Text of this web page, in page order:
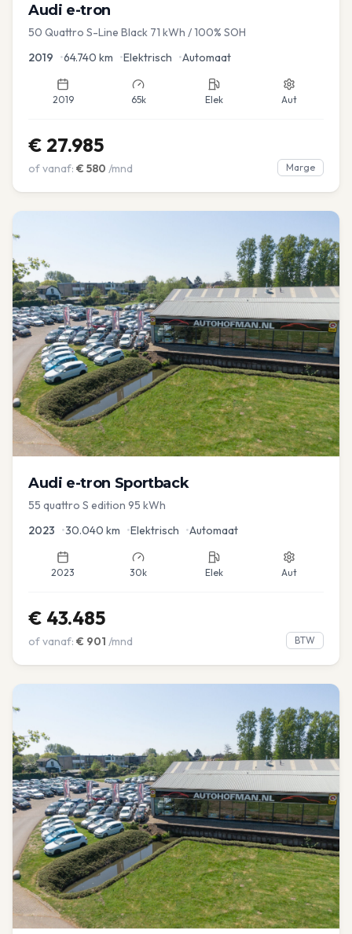
Audi e-tron
50 Quattro S-Line Black 71 kWh / 100% SOH
2019 •64.740 km •Elektrisch •Automaat
2019 65k Elek Aut
€ 27.985
of vanaf: € 580 /mnd Marge
Audi e-tron Sportback
55 quattro S edition 95 kWh
2023 •30.040 km •Elektrisch •Automaat
2023 30k Elek Aut
€ 43.485
of vanaf: € 901 /mnd BTW